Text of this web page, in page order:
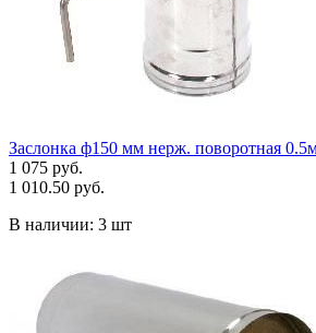
Заслонка ф150 мм нерж. поворотная
1 075 руб.
1 010.50 руб.
В наличии: 3 шт